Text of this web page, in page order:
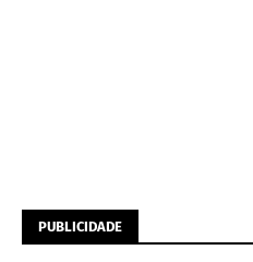
PUBLICIDADE